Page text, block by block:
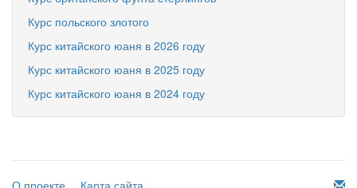
Курс польского злотого
Курс китайского юаня в 2026 году
Курс китайского юаня в 2025 году
Курс китайского юаня в 2024 году
О проекте Карта сайта